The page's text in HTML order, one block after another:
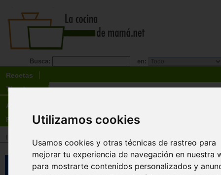
Utilizamos cookies
Usamos cookies y otras técnicas de rastreo para
mejorar tu experiencia de navegación en nuestra
para mostrarte contenidos personalizados y
Busca: en:
Recetas
Tienda
Actualidad
Registro
¡Promociones y liquidaciones!
Atlas visual del desarrollo del
Evolución del cerebro de 0 a 18